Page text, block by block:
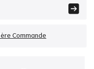
Commande